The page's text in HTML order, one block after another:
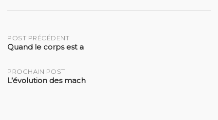
Post
POST PRÉCÉDENT
Quand le corps est a
PROCHAIN POST
L’évolution des mach